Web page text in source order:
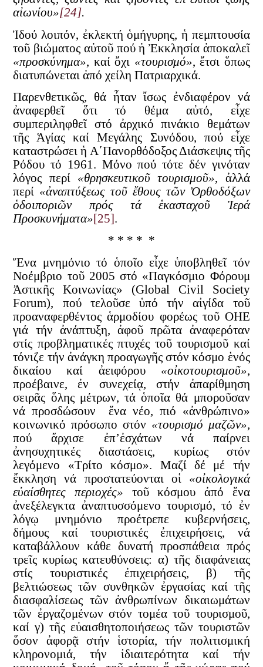
αἰωνίου»[24].
Ἰδού λοιπόν, ἐκλεκτή ὁμήγυρης, ἡ πεμπτουσία
τοῦ βιώματος αὐτοῦ πού ἡ Ἐκκλησία ἀποκαλεῖ
«προσκύνημα», καί ὄχι «τουρισμό», ἔτσι ὅπως
διατυπώνεται ἀπό χείλη Πατριαρχικά.
Παρενθετικῶς, θά ἦταν ἴσως ἐνδιαφέρον νά
ἀναφερθεῖ ὅτι τό θέμα αὐτό, εἶχε
συμπεριληφθεῖ στό ἀρχικό πινάκιο θεμάτων
τῆς Ἁγίας καί Μεγάλης Συνόδου, πού εἶχε
καταστρώσει ἡ Α΄Πανορθόδοξος Διάσκεψις τῆς
Ρόδου τό 1961. Μόνο πού τότε δέν γινόταν
λόγος περί «θρησκευτικοῦ τουρισμοῦ», ἀλλά
περί «ἀναπτύξεως τοῦ ἔθους τῶν Ὀρθοδόξων
ὁδοιποριῶν πρός τά ἑκασταχοῦ Ἱερά
Προσκυνήματα»[25].
* * * * *
Ἕνα μνημόνιο τό ὁποῖο εἶχε ὑποβληθεῖ τόν
Νοέμβριο τοῦ 2005 στό «Παγκόσμιο Φόρουμ
Ἀστικῆς Κοινωνίας» (Global Civil Society
Forum), πού τελοῦσε ὑπό τήν αἰγίδα τοῦ
προαναφερθέντος ἁρμοδίου φορέως τοῦ ΟΗΕ
γιά τήν ἀνάπτυξη, ἀφοῦ πρῶτα ἀναφερόταν
στίς προβληματικές πτυχές τοῦ τουρισμοῦ καί
τόνιζε τήν ἀνάγκη προαγωγῆς στόν κόσμο ἑνός
δικαίου καί ἀειφόρου«οἰκοτουρισμοῦ»,
προέβαινε, ἐν συνεχείᾳ, στήν ἀπαρίθμηση
σειρᾶς ὅλης μέτρων, τά ὁποῖα θά μποροῦσαν
νά προσδώσουν ἕνα νέο, πιό «ἀνθρώπινο»
κοινωνικό πρόσωπο στόν «τουρισμό μαζῶν»,
πού ἄρχισε ἐπ’ἐσχάτων νά παίρνει
ἀνησυχητικές διαστάσεις, κυρίως στόν
λεγόμενο «Τρίτο κόσμο». Μαζί δέ μέ τήν
ἔκκληση νά προστατεύονται οἱ «οἰκολογικά
εὐαίσθητες περιοχές» τοῦ κόσμου ἀπό ἕνα
ἀνεξέλεγκτα ἀναπτυσσόμενο τουρισμό, τό ἐν
λόγῳ μνημόνιο προέτρεπε κυβερνήσεις,
δήμους καί τουριστικές ἐπιχειρήσεις, νά
καταβάλλουν κάθε δυνατή προσπάθεια πρός
τρεῖς κυρίως κατευθύνσεις: α) τῆς διαφάνειας
στίς τουριστικές ἐπιχειρήσεις, β) τῆς
βελτιώσεως τῶν συνθηκῶν ἐργασίας καί τῆς
διασφαλίσεως τῶν ἀνθρωπίνων δικαιωμάτων
τῶν ἐργαζομένων στόν τομέα τοῦ τουρισμοῦ,
καί γ) τῆς εὐαισθητοποιήσεως τῶν τουριστῶν
ὅσον ἀφορᾷ στήν ἱστορία, τήν πολιτισμική
κληρονομιά, τήν ἰδιαιτερότητα καί τήν